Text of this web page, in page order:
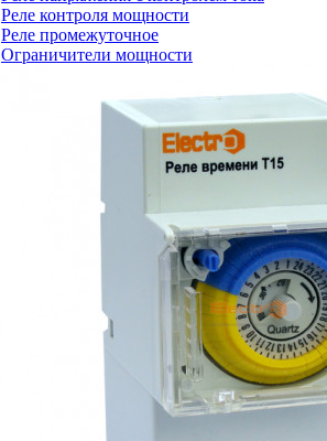
Реле контроля мощности
Реле промежуточное
Ограничители мощности